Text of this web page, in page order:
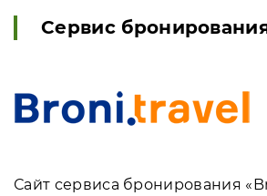
Сервис
Сайт сервиса бронирования